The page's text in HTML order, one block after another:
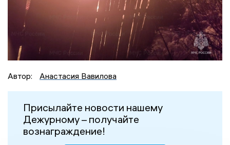
Автор: Анастасия Вавилова
Присылайте новости нашему
Дежурному – получайте
вознаграждение!